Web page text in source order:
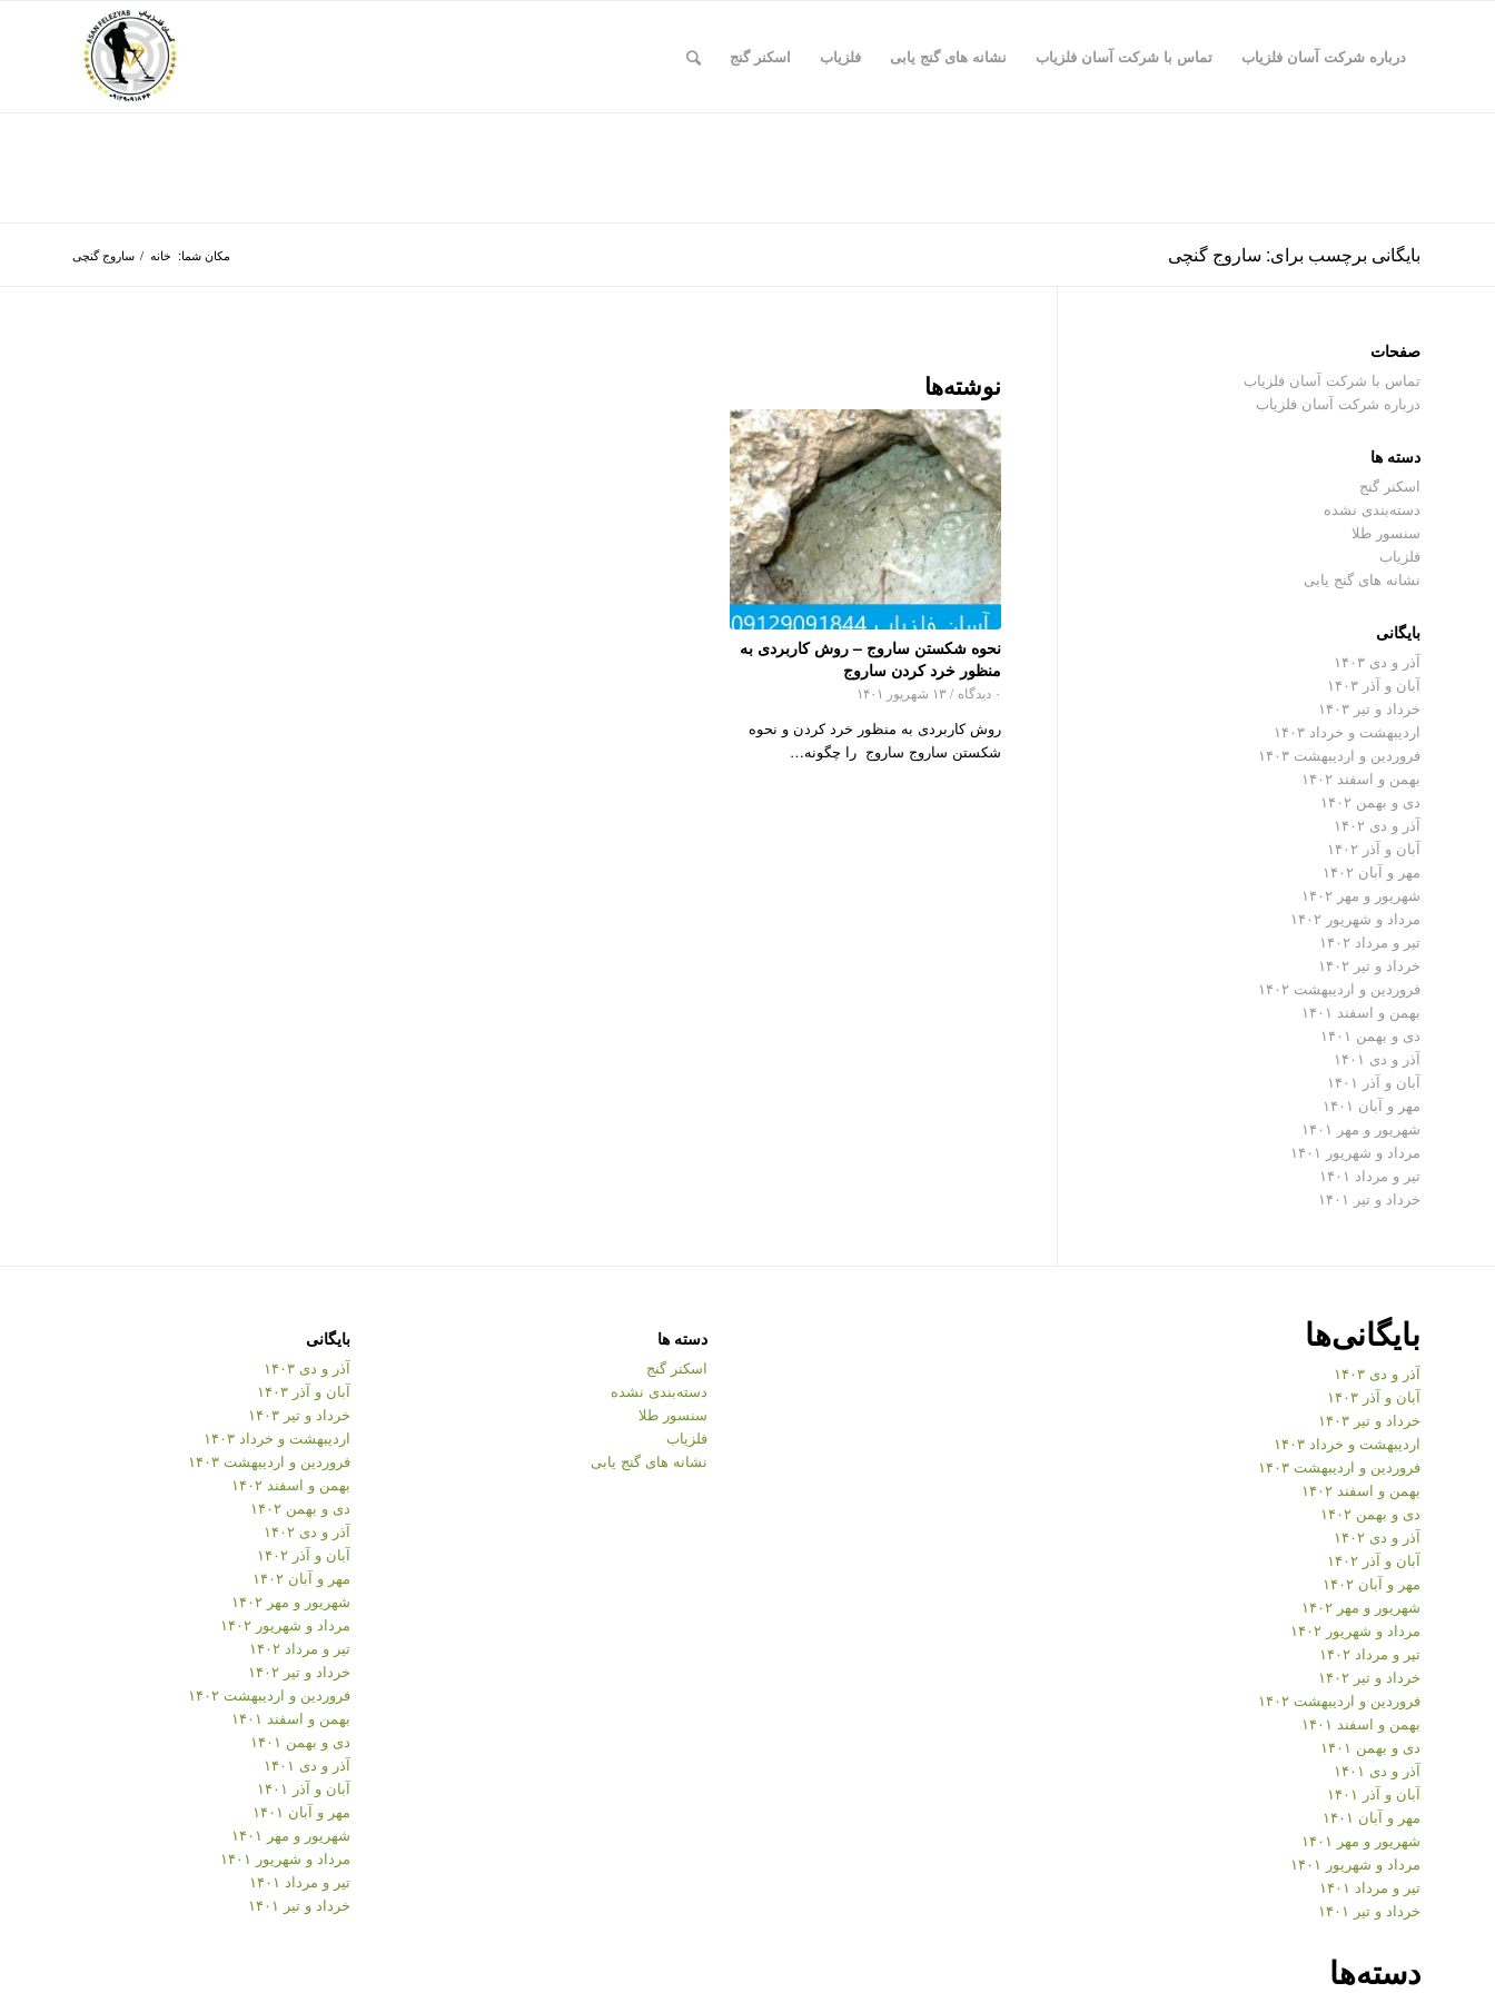
درباره شرکت آسان فلزیاب تماس با شرکت آسان فلزیاب نشانه های گنج یابی فلزیاب اسکنر گنج
بایگانی برچسب برای: ساروج گنچی مکان شما: خانه / ساروج گنچی
نوشته‌ها
نحوه شکستن ساروج – روش کاربردی به
منظور خرد کردن ساروج
۰ دیدگاه / ۱۳ شهریور ۱۴۰۱
روش کاربردی به منظور خرد کردن و نحوه
شکستن ساروج ساروج را چگونه…
صفحات
تماس با شرکت آسان فلزیاب
درباره شرکت آسان فلزیاب
دسته ها
اسکنر گنج
دسته‌بندی نشده
سنسور طلا
فلزیاب
نشانه های گنج یابی
بایگانی
آذر و دی ۱۴۰۳
آبان و آذر ۱۴۰۳
خرداد و تیر ۱۴۰۳
اردیبهشت و خرداد ۱۴۰۳
فروردین و اردیبهشت ۱۴۰۳
بهمن و اسفند ۱۴۰۲
دی و بهمن ۱۴۰۲
آذر و دی ۱۴۰۲
آبان و آذر ۱۴۰۲
مهر و آبان ۱۴۰۲
شهریور و مهر ۱۴۰۲
مرداد و شهریور ۱۴۰۲
تیر و مرداد ۱۴۰۲
خرداد و تیر ۱۴۰۲
فروردین و اردیبهشت ۱۴۰۲
بهمن و اسفند ۱۴۰۱
دی و بهمن ۱۴۰۱
آذر و دی ۱۴۰۱
آبان و آذر ۱۴۰۱
مهر و آبان ۱۴۰۱
شهریور و مهر ۱۴۰۱
مرداد و شهریور ۱۴۰۱
تیر و مرداد ۱۴۰۱
خرداد و تیر ۱۴۰۱
بایگانی‌ها
آذر و دی ۱۴۰۳
آبان و آذر ۱۴۰۳
خرداد و تیر ۱۴۰۳
اردیبهشت و خرداد ۱۴۰۳
فروردین و اردیبهشت ۱۴۰۳
بهمن و اسفند ۱۴۰۲
دی و بهمن ۱۴۰۲
آذر و دی ۱۴۰۲
آبان و آذر ۱۴۰۲
مهر و آبان ۱۴۰۲
شهریور و مهر ۱۴۰۲
مرداد و شهریور ۱۴۰۲
تیر و مرداد ۱۴۰۲
خرداد و تیر ۱۴۰۲
فروردین و اردیبهشت ۱۴۰۲
بهمن و اسفند ۱۴۰۱
دی و بهمن ۱۴۰۱
آذر و دی ۱۴۰۱
آبان و آذر ۱۴۰۱
مهر و آبان ۱۴۰۱
شهریور و مهر ۱۴۰۱
مرداد و شهریور ۱۴۰۱
تیر و مرداد ۱۴۰۱
خرداد و تیر ۱۴۰۱
دسته‌ها
دسته ها
اسکنر گنج
دسته‌بندی نشده
سنسور طلا
فلزیاب
نشانه های گنج یابی
بایگانی
آذر و دی ۱۴۰۳
آبان و آذر ۱۴۰۳
خرداد و تیر ۱۴۰۳
اردیبهشت و خرداد ۱۴۰۳
فروردین و اردیبهشت ۱۴۰۳
بهمن و اسفند ۱۴۰۲
دی و بهمن ۱۴۰۲
آذر و دی ۱۴۰۲
آبان و آذر ۱۴۰۲
مهر و آبان ۱۴۰۲
شهریور و مهر ۱۴۰۲
مرداد و شهریور ۱۴۰۲
تیر و مرداد ۱۴۰۲
خرداد و تیر ۱۴۰۲
فروردین و اردیبهشت ۱۴۰۲
بهمن و اسفند ۱۴۰۱
دی و بهمن ۱۴۰۱
آذر و دی ۱۴۰۱
آبان و آذر ۱۴۰۱
مهر و آبان ۱۴۰۱
شهریور و مهر ۱۴۰۱
مرداد و شهریور ۱۴۰۱
تیر و مرداد ۱۴۰۱
خرداد و تیر ۱۴۰۱